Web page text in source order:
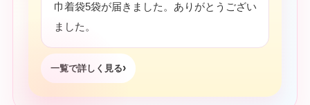
巾着袋5袋が届きました。ありがとうござい
ました。
一覧で詳しく見る